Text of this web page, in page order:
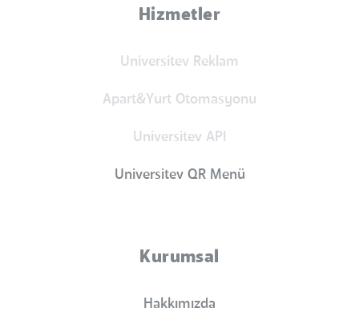
Hizmetler
Universitev Reklam
Apart&Yurt Otomasyonu
Universitev API
Universitev QR Menü
Kurumsal
Hakkımızda